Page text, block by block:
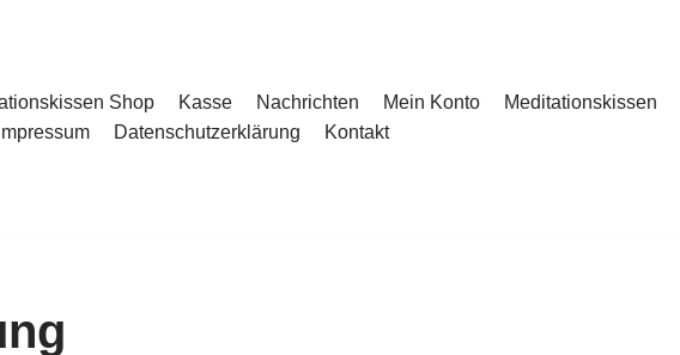
Shop Kasse Nachrichten Mein Konto Meditationskissen
Datenschutzerklärung Kontakt